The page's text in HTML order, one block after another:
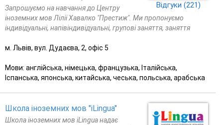
Відгуки (221)
Запрошуємо на навчання до Центру
іноземних мов Лілії Хавалко "Престиж". Ми пропонуємо
індивідуальні, напівіндивідуальні, групові заняття, заняття
м. Львів, вул. Дудаєва, 2, офіс 5
Мови: англійська, німецька, французька, Італійська,
Іспанська, японська, китайська, чеська, польська, арабська
Школа іноземних мов "iLingua"
Школа іноземних мов iLingua надає